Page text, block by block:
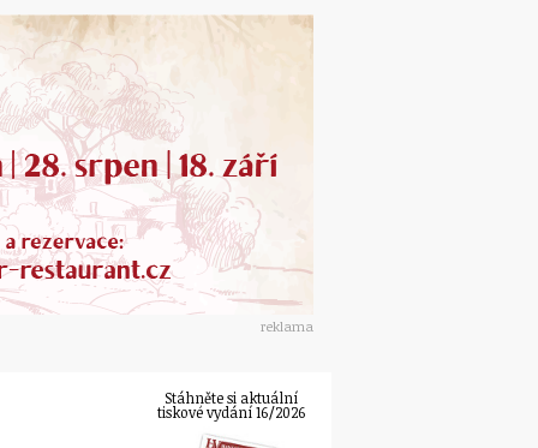
reklama
Stáhněte si aktuální
tiskové vydání 16/2026